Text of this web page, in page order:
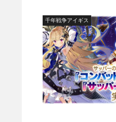
千年戦争アイギス